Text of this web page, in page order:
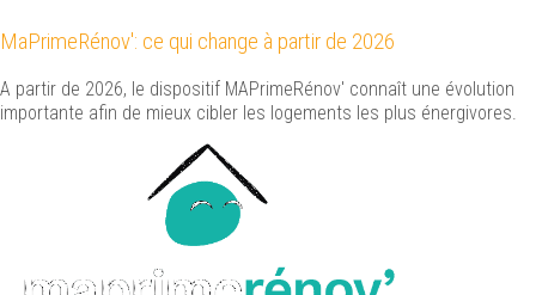
MaPrimeRénov': ce qui change à partir de 2026
A partir de 2026, le dispositif MAPrimeRénov' connaît une évolution
importante afin de mieux cibler les logements les plus énergivores.